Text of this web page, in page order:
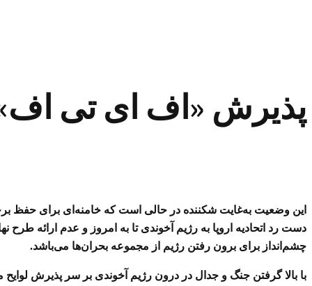
پذیرش «اف ای تی اف»
این وضعیت به‌غایت شکننده در حالی است که خامنه‌ای برای حفظ
دست رد اتحادیه اروپا به رژیم آخوندی تا به امروز و عدم ارائه طرح
چشم‌انداز برای برون رفتن رژیم از مجموعه بحران‌ها می‌باشد.
با بالا گرفتن جنگ و جدال در درون رژیم آخوندی بر سر پذیرش لوایح